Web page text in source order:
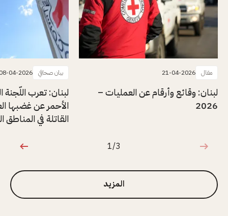
مقال 21-04-2026
لبنان: وقائع وأرقام عن العمليات –
2026
بيان صحافي 04-2026
لبنان: تعرب اللّجنة
الأحمر عن غضبها
القاتلة في المناطق
1 من 3
1/3
المزيد